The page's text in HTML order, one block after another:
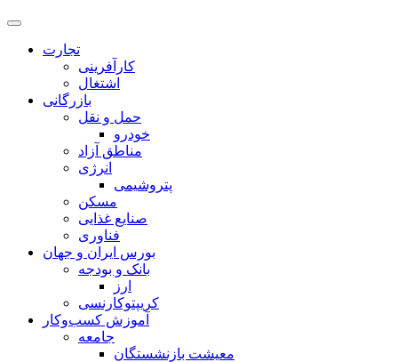
تجارت
کارآفرینی
اشتغال
بازرگانی
حمل و نقل
خودرو
مناطق آزاد
انرژی
پتروشیمی
مسکن
صنایع غذایی
فناوری
بورس ایران و جهان
بانک و بودجه
ارز
کریپتوکارنسی
آموزش کسب‌وکار
جامعه
معیشت بازنشستگان